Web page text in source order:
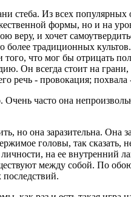
стеба. Из всех
формы, но и на
веру, и хочет
более традиционных
того, что мог бы отрицать
Он всегда стоит на грани,
речь - провокация;
Очень часто она
но она заразительна.
головы, так сказать,
на ее внутренний
между собой. По